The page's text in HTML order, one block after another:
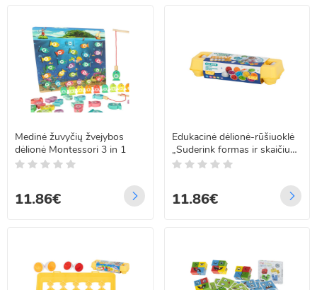
Medinė žuvyčių žvejybos
dėlionė Montessori 3 in 1
11.86€
Edukacinė dėlionė-rūšiuoklė
„Suderink formas ir skaičius“,
kiaušiniai, 12 vnt.
11.86€